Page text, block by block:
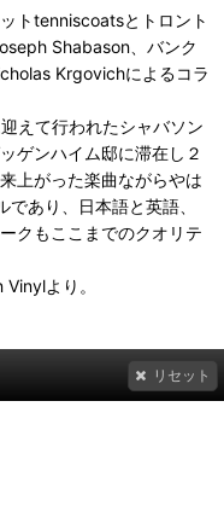
トtenniscoatsとトロント
Shabason、バンク
Krgovichによるコラ
えて行われたシャバソン
ゲンハイム邸に滞在し２
上がった楽曲ながらやは
あり、日本語と英語、
クもここまでのクオリテ
より。
リセット